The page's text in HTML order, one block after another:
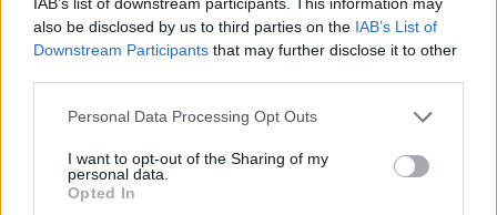
also be disclosed by us to third parties on the IAB’s List of
Downstream Participants that may further disclose it to other
Please note that this website/app uses one or more Google
not limited to your visit or usage behaviour. You may click to
grant or deny consent to Google and its third-party tags to
use your data for below specified purposes in below Google
Personal Data Processing Opt Outs
I want to opt-out of the Sharing of my
personal data.
Opted In